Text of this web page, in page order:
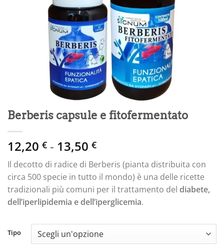
Berberis capsule e fitofermentato
12,20 € - 13,50 €Fascia
di
prezzo:
da
12,20 €
a
Il decotto di radice di Berberis (pianta distribuita con
circa 500 specie in tutto il mondo) è una delle ricette
tradizionali più comuni per il trattamento del diabete,
dell’iperlipidemia e dell’iperglicemia.
Tipo